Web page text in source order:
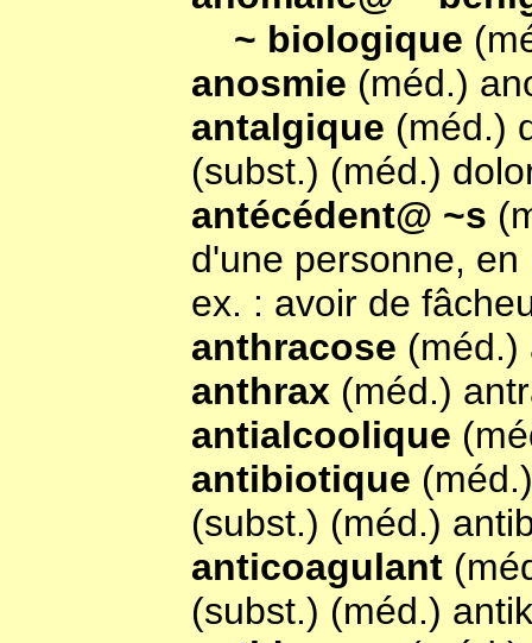
~ biologique
anosmie (méd.)
antalgique (méd.)
(subst.) (méd.)
antécédent@ ~s
d'une personne,
ex. : avoir de
anthracose (méd.)
anthrax (méd.)
antialcoolique
antibiotique
(subst.) (méd.)
anticoagulant
(subst.) (méd.)